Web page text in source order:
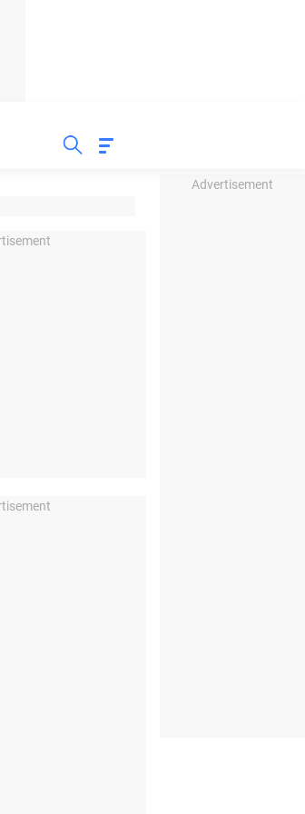
Advertisement